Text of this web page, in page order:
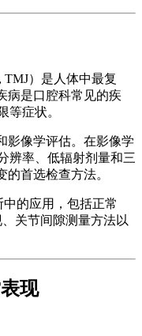
TMJ）是人体中最复
病是口腔科常见的疾
等症状。
影像学评估。在影像学
辨率、低辐射剂量和三
首选检查方法。
的应用，包括正常
关节间隙测量方法以
现